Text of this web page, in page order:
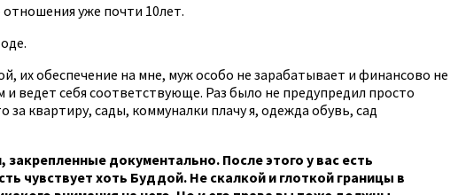
уже почти 10лет.
их обеспечение на мне, муж особо не зарабатывает и финансово не
и ведет себя соответствующе. Раз было не предупредил просто
за квартиру, сады, коммуналки плачу я, одежда обувь, сад
документально. После этого у вас есть
чувствует хоть Буддой. Не скалкой и глоткой границы в